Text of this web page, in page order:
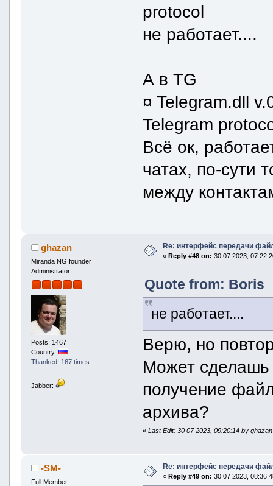
protocol
не работает....
А в TG
¤ Telegram.dll
Telegram
Всё ок,
чатах, по-сути
между
ghazan
Miranda NG founder
Administrator
Posts: 1467
Country:
Thanked: 167 times
Jabber:
Re: интерфейс передачи
« Reply #48 on: 30 07 2023,
Quote from:
не работает....
Верю, но
Может сделашь
получение
архива?
«Last Edit: 30 07 2023, 09:20:14 by ghazan
-SM-
Full Member
Re: интерфейс передачи
« Reply #49 on: 30 07 2023,